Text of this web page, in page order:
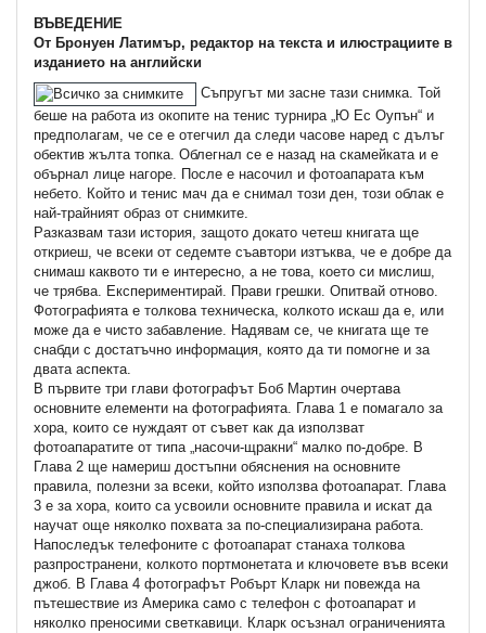
ВЪВЕДЕНИЕ
От Бронуен Латимър, редактор на текста и илюстрациите в
изданието на английски
Съпругът ми засне тази снимка. Той
беше на работа из окопите на тенис турнира „Ю Ес Оупън“ и
предполагам, че се е отегчил да следи часове наред с дълъг
обектив жълта топка. Облегнал се е назад на скамейката и е
обърнал лице нагоре. После е насочил и фотоапарата към
небето. Който и тенис мач да е снимал този ден, този облак е
най-трайният образ от снимките.
Разказвам тази история, защото докато четеш книгата ще
откриеш, че всеки от седемте съавтори изтъква, че е добре да
снимаш каквото ти е интересно, а не това, което си мислиш,
че трябва. Експериментирай. Прави грешки. Опитвай отново.
Фотографията е толкова техническа, колкото искаш да е, или
може да е чисто забавление. Надявам се, че книгата ще те
снабди с достатъчно информация, която да ти помогне и за
двата аспекта.
В първите три глави фотографът Боб Мартин очертава
основните елементи на фотографията. Глава 1 е помагало за
хора, които се нуждаят от съвет как да използват
фотоапаратите от типа „насочи-щракни“ малко по-добре. В
Глава 2 ще намериш достъпни обяснения на основните
правила, полезни за всеки, който използва фотоапарат. Глава
3 е за хора, които са усвоили основните правила и искат да
научат още няколко похвата за по-специализирана работа.
Напоследък телефоните с фотоапарат станаха толкова
разпространени, колкото портмонетата и ключовете във всеки
джоб. В Глава 4 фотографът Робърт Кларк ни повежда на
пътешествие из Америка само с телефон с фотоапарат и
няколко преносими светкавици. Кларк осъзнал ограниченията